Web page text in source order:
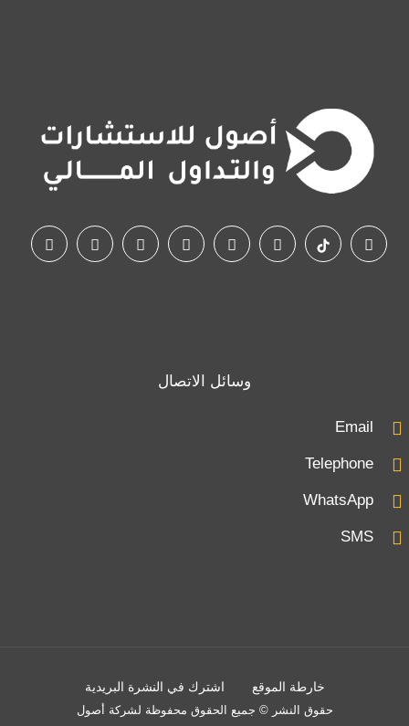
وسائل الاتصال
Email
Telephone
WhatsApp
SMS
خارطة الموقع اشترك في النشرة البريدية
حقوق النشر © جميع الحقوق محفوظة لشركة أصول